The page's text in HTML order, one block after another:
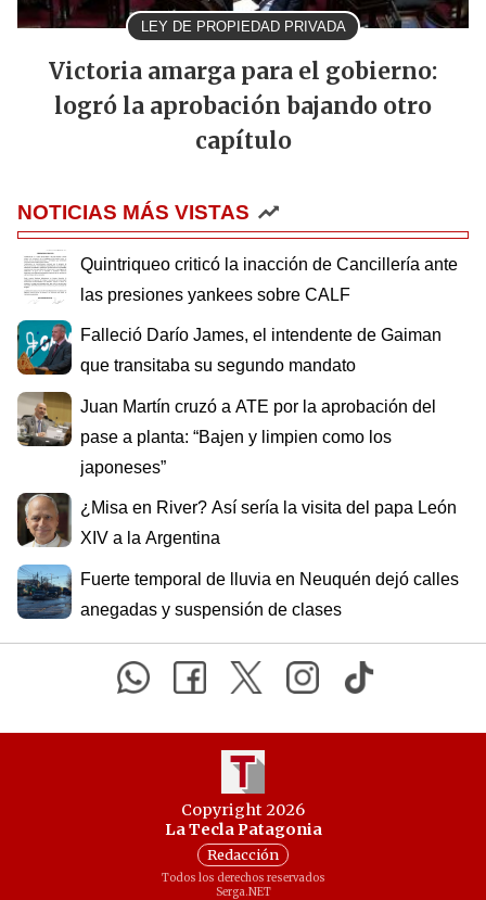
LEY DE PROPIEDAD PRIVADA
Victoria amarga para el gobierno:
logró la aprobación bajando otro
capítulo
NOTICIAS MÁS VISTAS
Quintriqueo criticó la inacción de Cancillería ante
las presiones yankees sobre CALF
Falleció Darío James, el intendente de Gaiman
que transitaba su segundo mandato
Juan Martín cruzó a ATE por la aprobación del
pase a planta: “Bajen y limpien como los
japoneses”
¿Misa en River? Así sería la visita del papa León
XIV a la Argentina
Fuerte temporal de lluvia en Neuquén dejó calles
anegadas y suspensión de clases
Copyright 2026
La Tecla Patagonia
Redacción
Todos los derechos reservados
Serga.NET